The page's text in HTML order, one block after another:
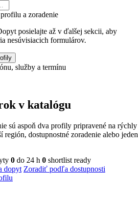
a zoradenie
posielajte až v ďalšej sekcii, aby
nesúvisiacich formulárov.
služby a termínu
v katalógu
sú aspoň dva profily pripravené na rýchly
región, dostupnostné zoradenie alebo jeden
0 do 24 h 0 shortlist ready
dopyt Zoradiť podľa dostupnosti